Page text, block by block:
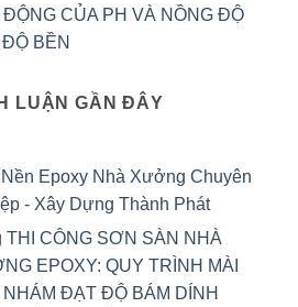
CỦA PH VÀ NỒNG ĐỘ
ĐỘ BỀN
LUẬN GẦN ĐÂY
Epoxy Nhà Xưởng Chuyên
- Xây Dựng Thành Phát
THI CÔNG SƠN SÀN NHÀ
EPOXY: QUY TRÌNH MÀI
NHÁM ĐẠT ĐỘ BÁM DÍNH